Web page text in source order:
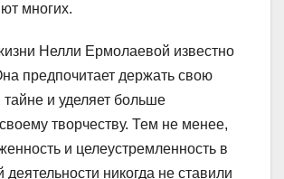
многих.
Нелли Ермолаевой известно
предпочитает держать свою
тайне и уделяет больше
творчеству. Тем не менее,
и целеустремленность в
деятельности никогда не ставили